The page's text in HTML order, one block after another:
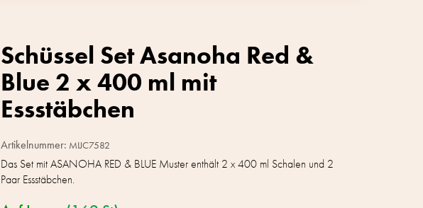
Das Set mit ASANOHA RED & BLUE Muster enthält 2 x 400 ml Schalen und 2
Paar Essstäbchen.
Schüssel Set Asanoha Red &
Blue 2 x 400 ml mit
Essstäbchen
Artikelnummer: MIJC7582